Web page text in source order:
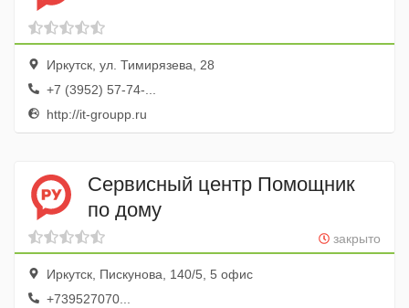
Иркутск, ул. Тимирязева, 28
+7 (3952) 57-74-...
http://it-groupp.ru
Сервисный центр Помощник
по дому
закрыто
Иркутск, Пискунова, 140/5, 5 офис
+739527070...